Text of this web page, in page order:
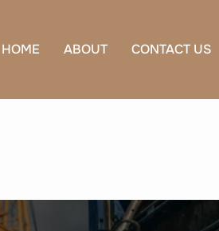
HOME ABOUT CONTACT US